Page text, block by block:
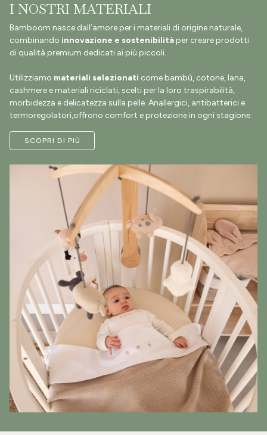
I NOSTRI MATERIALI
Bamboom nasce dall’amore per i materiali di origine naturale,
combinando innovazione e sostenibilità per creare prodotti
di qualità premium dedicati ai più piccoli.
Utilizziamo materiali selezionati come bambù, cotone, lana,
cashmere e materiali riciclati, scelti per la loro traspirabilità,
morbidezza e delicatezza sulla pelle. Anallergici, antibatterici e
termoregolatori,offrono comfort e protezione in ogni stagione.
SCOPRI DI PIÙ